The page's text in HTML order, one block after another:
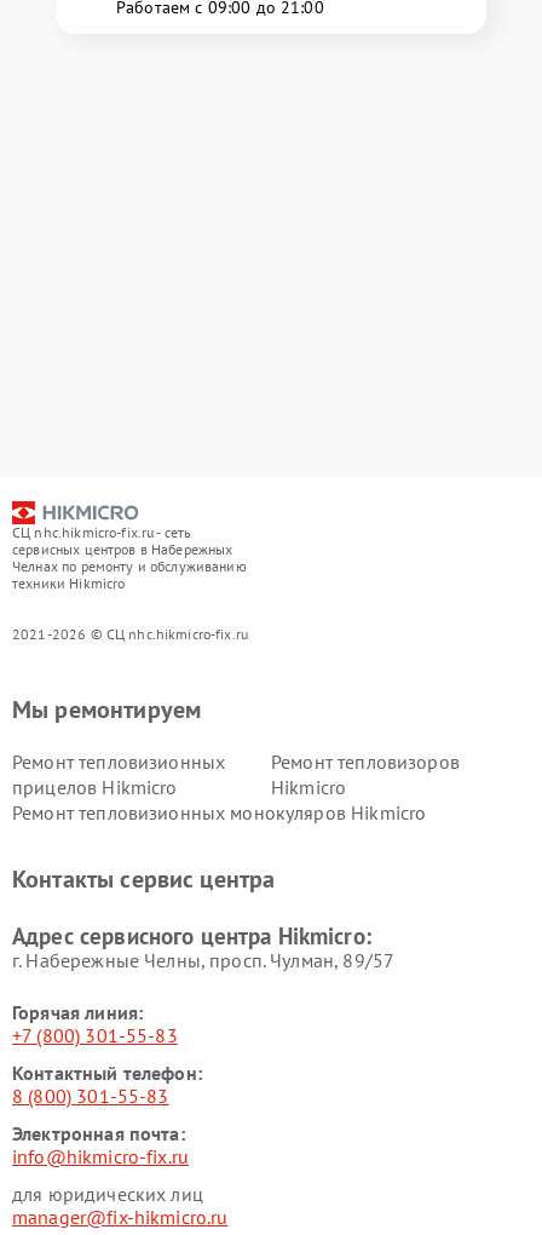
Работаем с 09:00 до 21:00
СЦ nhc.hikmicro-fix.ru - сеть
сервисных центров в Набережных
Челнах по ремонту и обслуживанию
техники Hikmicro
2021-2026 © СЦ nhc.hikmicro-fix.ru
Мы ремонтируем
Ремонт тепловизионных
прицелов Hikmicro
Ремонт тепловизоров
Hikmicro
Ремонт тепловизионных монокуляров Hikmicro
Контакты сервис центра
Адрес сервисного центра Hikmicro:
г. Набережные Челны, просп. Чулман, 89/57
Горячая линия:
+7 (800) 301-55-83
Контактный телефон:
8 (800) 301-55-83
Электронная почта:
info@hikmicro-fix.ru
для юридических лиц
manager@fix-hikmicro.ru